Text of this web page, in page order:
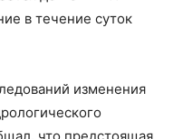
в течение суток
изменения